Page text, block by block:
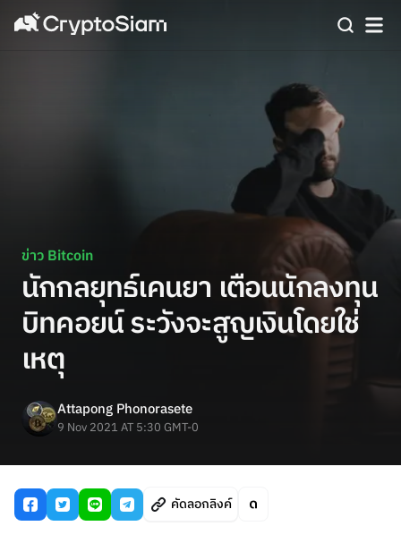
ข่าว Bitcoin
นักกลยุทธ์เคนยา เตือนนักลงทุน
บิทคอยน์ ระวังจะสูญเงินโดยใช่
เหตุ
Attapong Phonorasete
9 Nov 2021 AT 5:30 GMT-0
คัดลอกลิงค์